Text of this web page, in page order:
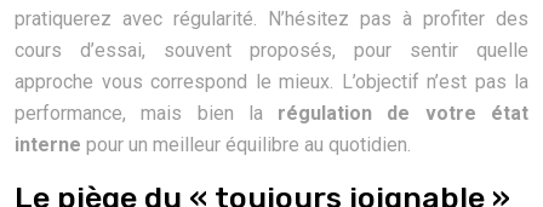
pratiquerez avec régularité. N’hésitez pas à profiter des
cours d’essai, souvent proposés, pour sentir quelle
approche vous correspond le mieux. L’objectif n’est pas la
performance, mais bien la régulation de votre état
interne pour un meilleur équilibre au quotidien.
Le piège du « toujours joignable »